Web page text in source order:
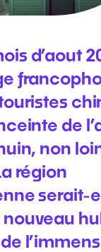
d’aout
de
non
région
serait-